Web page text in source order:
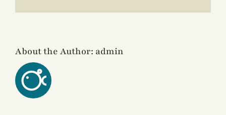
About the Author: admin